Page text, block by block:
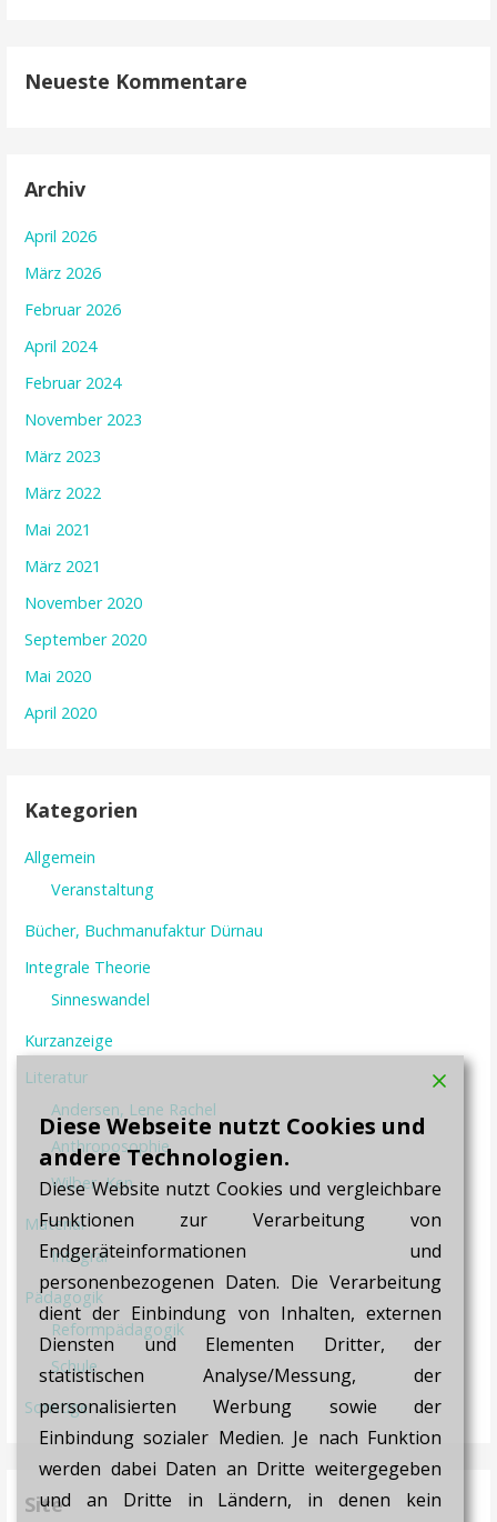
Neueste Kommentare
Archiv
April 2026
März 2026
Februar 2026
April 2024
Februar 2024
November 2023
März 2023
März 2022
Mai 2021
März 2021
November 2020
September 2020
Mai 2020
April 2020
Kategorien
Allgemein
Veranstaltung
Bücher, Buchmanufaktur Dürnau
Integrale Theorie
Sinneswandel
Kurzanzeige
Literatur
Andersen, Lene Rachel
Anthroposophie
Wilber, Ken
Material
Integral
Pädagogik
Reformpädagogik
Schule
Sonstige
Site
Diese Webseite nutzt Cookies und
andere Technologien.
Diese Website nutzt Cookies und vergleichbare
Funktionen zur Verarbeitung von
Endgeräteinformationen und
personenbezogenen Daten. Die Verarbeitung
dient der Einbindung von Inhalten, externen
Diensten und Elementen Dritter, der
statistischen Analyse/Messung, der
personalisierten Werbung sowie der
Einbindung sozialer Medien. Je nach Funktion
werden dabei Daten an Dritte weitergegeben
und an Dritte in Ländern, in denen kein